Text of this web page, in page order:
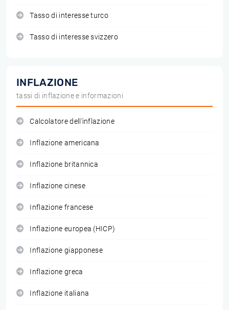
Tasso di interesse turco
Tasso di interesse svizzero
INFLAZIONE
tassi di inflazione e informazioni
Calcolatore dell'inflazione
Inflazione americana
Inflazione britannica
Inflazione cinese
Inflazione francese
Inflazione europea (HICP)
Inflazione giapponese
Inflazione greca
Inflazione italiana